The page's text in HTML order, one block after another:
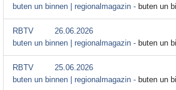
buten un binnen | regionalmagazin - buten un
RBTV
26.06.2026
buten un binnen | regionalmagazin - buten un
RBTV
25.06.2026
buten un binnen | regionalmagazin - buten un